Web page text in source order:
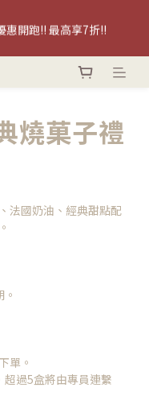
品鑑試吃～立即預約！
開跑!! 最高享7折!!
品鑑試吃～立即預約！
燒菓子禮
法國奶油、經典甜點配
單。
過5盒將由專員連繫